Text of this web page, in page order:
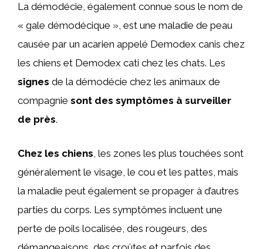
La démodécie, également connue sous le nom de
« gale démodécique », est une maladie de peau
causée par un acarien appelé Demodex canis chez
les chiens et Demodex cati chez les chats. Les
signes de la démodécie chez les animaux de
compagnie sont des symptômes à surveiller
de près.
Chez les chiens , les zones les plus touchées sont
généralement le visage, le cou et les pattes, mais
la maladie peut également se propager à d’autres
parties du corps. Les symptômes incluent une
perte de poils localisée, des rougeurs, des